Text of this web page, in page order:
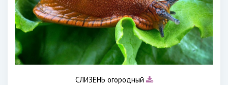
СЛИЗЕНЬ огородный